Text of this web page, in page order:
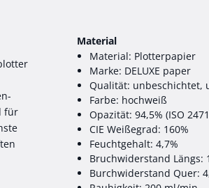
für
Material
Material: Plotterpapier
Marke: DELUXE paper
Qualität: unbeschichtet,
Farbe: hochweiß
Opazität: 94,5% (ISO
CIE Weißegrad: 160%
Feuchtgehalt: 4,7%
Bruchwiderstand Längs:
Burchwiderstand Quer: